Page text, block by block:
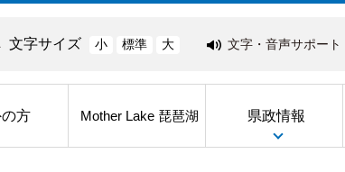
文字サイズ 小 標準 大 文字・音声サポート
方 Mother Lake 琵琶湖 県政情報